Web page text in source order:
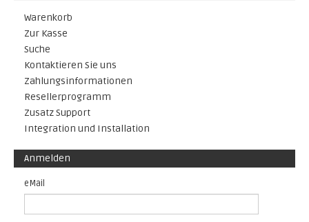
Warenkorb
Zur Kasse
Suche
Kontaktieren Sie uns
Zahlungsinformationen
Resellerprogramm
Zusatz Support
Integration und Installation
Anmelden
eMail